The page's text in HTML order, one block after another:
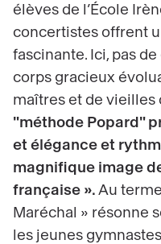
élèves de l’École
concertistes offrent
fascinante. Ici, pas
corps gracieux
maîtres et de vieilles
"méthode Popard"
et élégance et
magnifique image
française ». Au
Maréchal » résonne
les jeunes